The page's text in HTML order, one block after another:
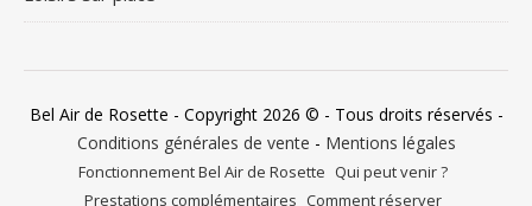
Bel Air de Rosette - Copyright 2026 © - Tous droits réservés -
Conditions générales de vente - Mentions légales
Fonctionnement Bel Air de Rosette Qui peut venir ?
Prestations complémentaires Comment réserver